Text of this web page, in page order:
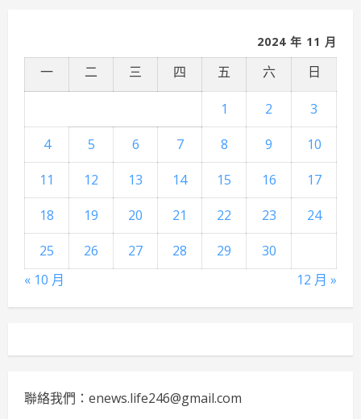
2024 年 11 月
一 二 三 四 五 六 日
1 2
3
4
5 6 7 8 9
10
11
12 13 14 15 16
17
18
19 20 21 22 23
24
25
26 27 28 29
30
« 10 月
12 月 »
聯絡我們：enews.life246@gmail.com